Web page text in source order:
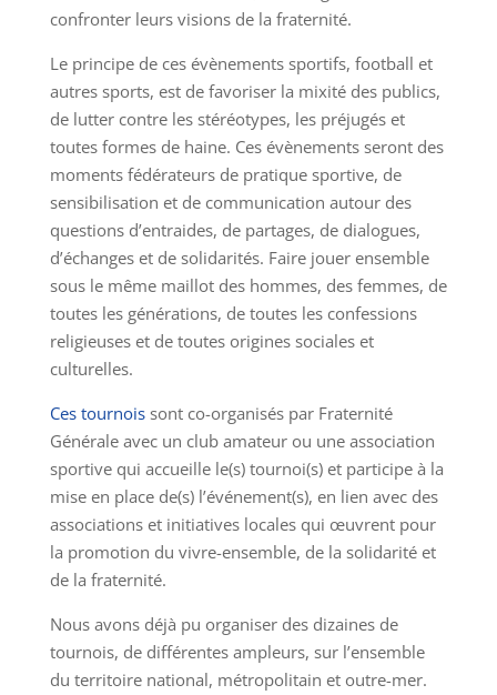
confronter leurs visions de la fraternité.
Le principe de ces évènements sportifs, football et
autres sports, est de favoriser la mixité des publics,
de lutter contre les stéréotypes, les préjugés et
toutes formes de haine. Ces évènements seront des
moments fédérateurs de pratique sportive, de
sensibilisation et de communication autour des
questions d’entraides, de partages, de dialogues,
d’échanges et de solidarités. Faire jouer ensemble
sous le même maillot des hommes, des femmes, de
toutes les générations, de toutes les confessions
religieuses et de toutes origines sociales et
culturelles.
Ces tournoissont co-organisés par Fraternité
Générale avec un club amateur ou une association
sportive qui accueille le(s) tournoi(s) et participe à la
mise en place de(s) l’événement(s), en lien avec des
associations et initiatives locales qui œuvrent pour
la promotion du vivre-ensemble, de la solidarité et
de la fraternité.
Nous avons déjà pu organiser des dizaines de
tournois, de différentes ampleurs, sur l’ensemble
du territoire national, métropolitain et outre-mer.